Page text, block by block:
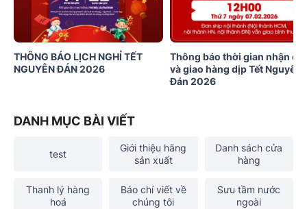
THÔNG BÁO LỊCH NGHỈ TẾT
NGUYÊN ĐÁN 2026
Thông báo thời gian nhận
và giao hàng dịp Tết Nguyên
Đán 2026
DANH MỤC BÀI VIẾT
test
Giới thiệu hãng
sản xuất
Danh sách cửa
hàng
Thanh lý hàng
hoá
Báo chí viết về
chúng tôi
Sưu tầm nước
ngoài